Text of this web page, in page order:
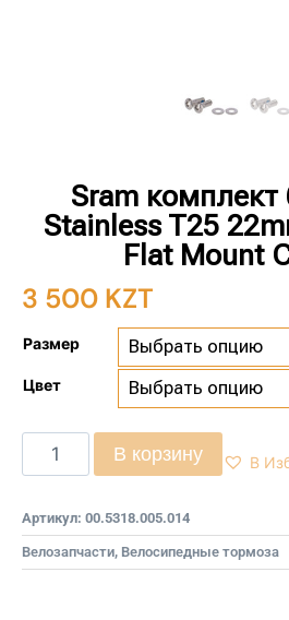
Sram
Stainless T25
Flat Mount
3 500 KZT
Размер
Цвет
В корзину В
Артикул: 00.5318.005.014
Велозапчасти, Велосипедные тормоза